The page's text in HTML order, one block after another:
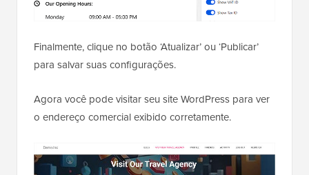
Finalmente, clique no botão ‘Atualizar’ ou ‘Publicar’
para salvar suas configurações.
Agora você pode visitar seu site WordPress para ver
o endereço comercial exibido corretamente.